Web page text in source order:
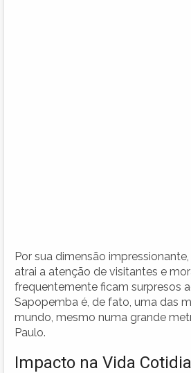
Por sua dimensão
atrai a atenção de visitantes e
frequentemente ficam surpresos
Sapopemba é, de fato, uma das
mundo, mesmo numa grande
Paulo.
Impacto na Vida